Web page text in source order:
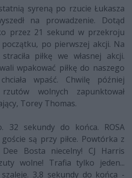
syreną po rzucie Łukasza
na prowadzenie. Dotąd
przez 21 sekund w przekroju
po pierwszej akcji. Na
piłkę we własnej akcji.
wpakować piłkę do naszego
wpaść. Chwilę później
wolnych zapunktował
Torey Thomas.
32 sekundy do końca. ROSA
są przy piłce. Powtórka z
Bosta niecelny! CJ Harris
wolne! Trafia tylko jeden...
3,8 sekundy do końca -